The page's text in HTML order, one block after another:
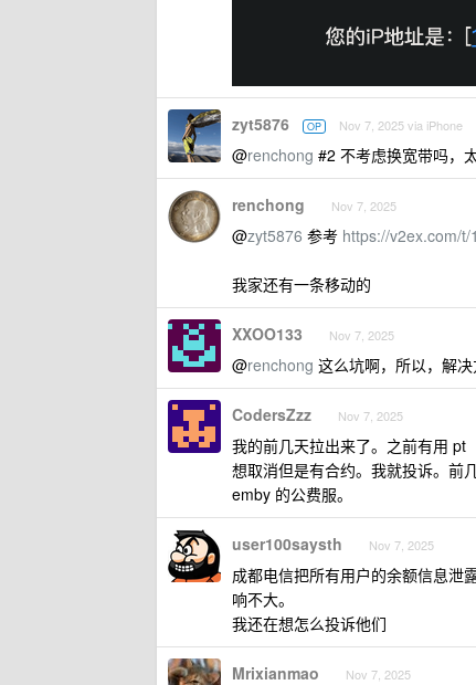
zyt5876 OP Nov 7, 2025 via iPhone
@renchong #2 不考虑换宽带吗，
renchong Nov 7, 2025
@zyt5876 参考 https://v2ex.com/
我家还有一条移动的
XXOO133 Nov 7, 2025
@renchong 这么坑啊，所以，解
CodersZzz Nov 7, 2025
我的前几天拉出来了。之前有用 pt
想取消但是有合约。我就投诉。前
emby 的公费服。
user100saysth Nov 7, 2025
成都电信把所有用户的余额信息泄
响不大。
我还在想怎么投诉他们
Mrixianmao Nov 7, 2025